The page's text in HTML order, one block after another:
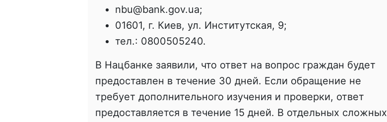
nbu@bank.gov.ua;
01601, г. Киев, ул. Институтская, 9;
тел.: 0800505240.
В Нацбанке заявили, что ответ на вопрос граждан будет
предоставлен в течение 30 дней. Если обращение не
требует дополнительного изучения и проверки, ответ
предоставляется в течение 15 дней. В отдельных сложных